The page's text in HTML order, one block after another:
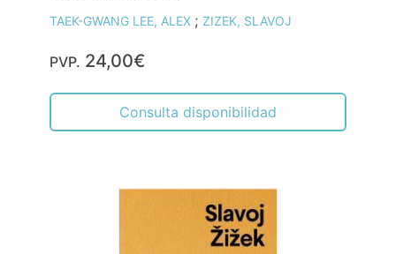
TAEK-GWANG LEE, ALEX ; ZIZEK, SLAVOJ
PVP. 24,00€
Consulta disponibilidad